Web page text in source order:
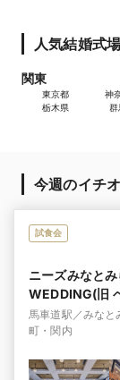
人気結婚式
関東
東京都 神
栃木県
群
今週のイチ
試食会
ニーズみなと
WEDDING(旧
馬車道駅／みなと
町・関内